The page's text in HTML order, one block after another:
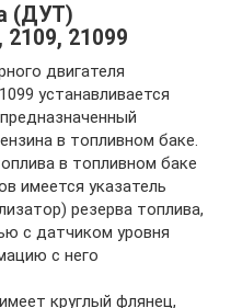
(ДУТ)
21099
двигателя
устанавливается
в топливном баке.
в топливном баке
имеется указатель
резерва топлива,
с датчиком уровня
с него
круглый флянец,